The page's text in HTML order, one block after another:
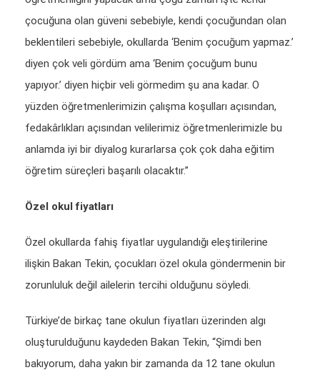
çocuğuna olan güveni sebebiyle, kendi çocuğundan olan
beklentileri sebebiyle, okullarda ‘Benim çocuğum yapmaz.’
diyen çok veli gördüm ama ‘Benim çocuğum bunu
yapıyor.’ diyen hiçbir veli görmedim şu ana kadar. O
yüzden öğretmenlerimizin çalışma koşulları açısından,
fedakârlıkları açısından velilerimiz öğretmenlerimizle bu
anlamda iyi bir diyalog kurarlarsa çok çok daha eğitim
öğretim süreçleri başarılı olacaktır.”
Özel okul fiyatları
Özel okullarda fahiş fiyatlar uygulandığı eleştirilerine
ilişkin Bakan Tekin, çocukları özel okula göndermenin bir
zorunluluk değil ailelerin tercihi olduğunu söyledi.
Türkiye’de birkaç tane okulun fiyatları üzerinden algı
oluşturulduğunu kaydeden Bakan Tekin, “Şimdi ben
bakıyorum, daha yakın bir zamanda da 12 tane okulun